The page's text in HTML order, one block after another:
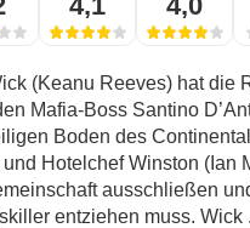
(Keanu Reeves) hat die
Mafia-Boss Santino
Boden des
und Hotelchef Winston (Ian
ausschließen
entziehen muss. Wick